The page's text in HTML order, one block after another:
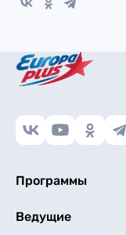
Программы
Ведущие